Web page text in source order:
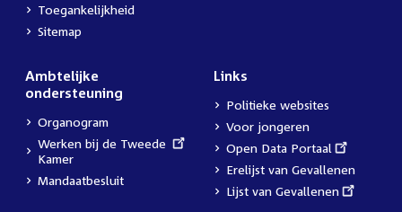
Toegankelijkheid
Sitemap
Ambtelijke
ondersteuning
Organogram
External
link:
Werken bij de Tweede
Kamer
Mandaatbesluit
Links
Politieke websites
Voor jongeren
External
link:
Open Data Portaal
Erelijst van Gevallenen
External
Lijst van Gevallenen